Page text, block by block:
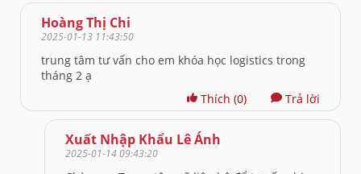
Hoàng Thị Chi
2025-01-13 11:43:50
trung tâm tư vấn cho em khóa học logistics trong
tháng 2 ạ
Thích (0) Trả lời
Xuất Nhập Khẩu Lê Ánh
2025-01-14 09:43:20